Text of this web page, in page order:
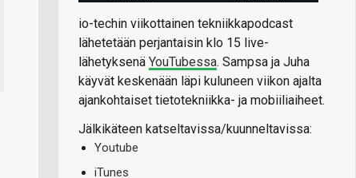
io-techin viikottainen tekniikkapodcast
lähetetään perjantaisin klo 15 live-
lähetyksenä YouTubessa. Sampsa ja Juha
käyvät keskenään läpi kuluneen viikon ajalta
ajankohtaiset tietotekniikka- ja mobiiliaiheet.
Jälkikäteen katseltavissa/kuunneltavissa:
Youtube
iTunes